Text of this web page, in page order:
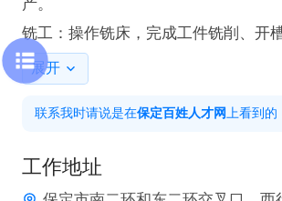
铣工：操作铣床，完成工件铣削、开
调试、尺寸检测，维护设备，服从车间
地址：保定市南二环和东二环交叉口
展开
联系我时请说是在保定百姓人才网上看到的
工作地址